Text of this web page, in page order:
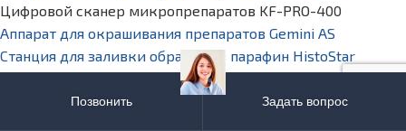
Цифровой сканер микропрепаратов KF-PRO-400
Аппарат для окрашивания препаратов Gemini AS
Станция для заливки образцов в парафин HistoStar
Водяная баня для расправления срезов Leica HI1210
Высокоскоростной гистологический процессор Leica
Позвонить Задать вопрос